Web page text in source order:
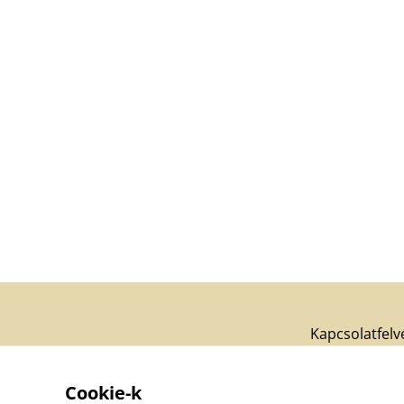
Cookie-k